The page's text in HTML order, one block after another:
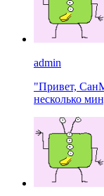
admin
"Привет,
несколько